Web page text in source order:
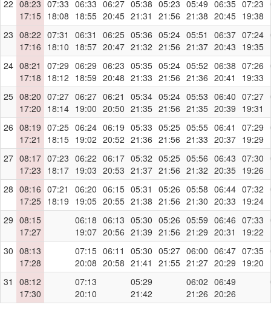
22 08:23
17:15
07:33
18:08
06:33
18:55
06:27
20:45
05:38
21:31
05:23
21:56
05:49
21:38
06:35
20:45
07:23
19:38
23 08:22
17:16
07:31
18:10
06:31
18:57
06:25
20:47
05:36
21:32
05:24
21:56
05:51
21:37
06:37
20:43
07:24
19:35
24 08:21
17:18
07:29
18:12
06:29
18:59
06:23
20:48
05:35
21:33
05:24
21:56
05:52
21:36
06:38
20:41
07:26
19:33
25 08:20
17:20
07:27
18:14
06:27
19:00
06:21
20:50
05:34
21:35
05:24
21:56
05:53
21:35
06:40
20:39
07:27
19:31
26 08:19
17:21
07:25
18:15
06:24
19:02
06:19
20:52
05:33
21:36
05:25
21:56
05:55
21:33
06:41
20:37
07:29
19:29
27 08:17
17:23
07:23
18:17
06:22
19:03
06:17
20:53
05:32
21:37
05:25
21:56
05:56
21:32
06:43
20:35
07:30
19:26
28 08:16
17:25
07:21
18:19
06:20
19:05
06:15
20:55
05:31
21:38
05:26
21:56
05:58
21:30
06:44
20:33
07:32
19:24
29 08:15
17:27
06:18
19:07
06:13
20:56
05:30
21:39
05:26
21:56
05:59
21:29
06:46
20:31
07:33
19:22
30 08:13
17:28
07:15
20:08
06:11
20:58
05:30
21:41
05:27
21:55
06:00
21:27
06:47
20:29
07:35
19:20
31
08:12
17:30
07:13
20:10
05:29
21:42
06:02
21:26
06:49
20:26